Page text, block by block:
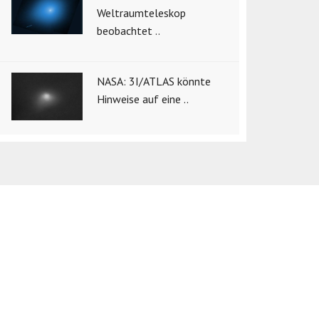
Weltraumteleskop
beobachtet ..
NASA: 3I/ATLAS könnte
Hinweise auf eine ..